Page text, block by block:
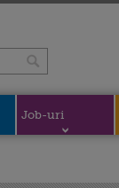
Job-uri